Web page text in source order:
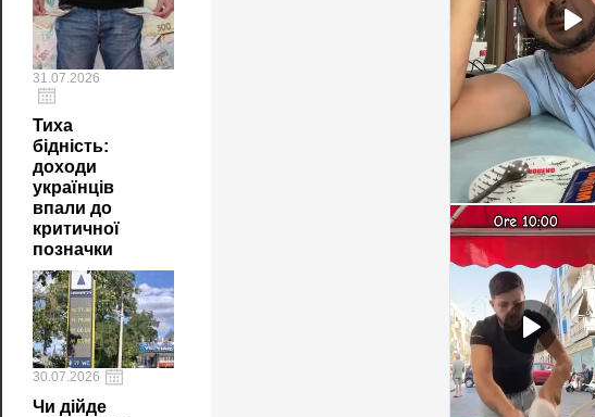
31.07.2026
Тиха
бідність:
доходи
українців
впали до
критичної
позначки
30.07.2026
Чи дійде